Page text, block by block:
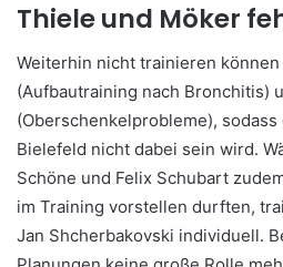
Thiele und Möker
Weiterhin nicht trainieren
(Aufbautraining nach Bronchitis)
(Oberschenkelprobleme), sodass
Bielefeld nicht dabei sein wird.
Schöne und Felix Schubart
im Training vorstellen durften,
Jan Shcherbakovski individuell.